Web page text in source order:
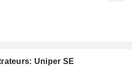
Uniper SE